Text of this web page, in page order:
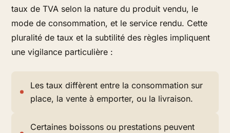
taux de TVA selon la nature du produit vendu, le
mode de consommation, et le service rendu. Cette
pluralité de taux et la subtilité des règles impliquent
une vigilance particulière :
Les taux diffèrent entre la consommation sur
place, la vente à emporter, ou la livraison.
Certaines boissons ou prestations peuvent